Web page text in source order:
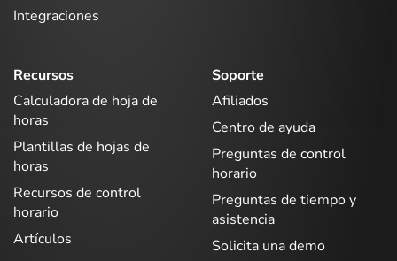
Integraciones
Recursos
Calculadora de hoja de
horas
Plantillas de hojas de
horas
Recursos de control
horario
Artículos
Soporte
Afiliados
Centro de ayuda
Preguntas de control
horario
Preguntas de tiempo y
asistencia
Solicita una demo